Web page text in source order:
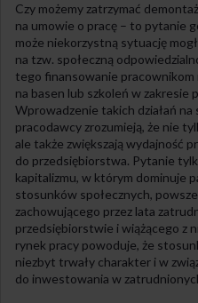
Czy możemy zatrzymać
na umowie o pracę – to pytanie
może niekorzystną sytuację
na tzw. społeczną
tego finansowanie
na basen lub szkoleń w
Wprowadzenie takich działań na
pracodawcy zrozumieją, że nie
ale także zwiększają wydajność
do przedsiębiorstwa. Pytanie
kapitalizmu, w którym dominuje
stosunków społecznych,
zachowującego przez lata
przedsiębiorstwie i wiążącego z
rynek pracy powoduje, że
niezbyt trwały charakter i w
do inwestowania w